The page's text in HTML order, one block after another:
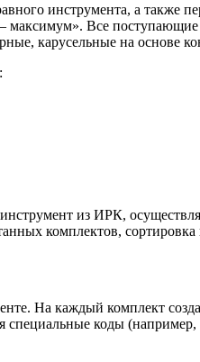
инструмента, а также
Все
карусельные на основе
из ИРК,
комплектов,
На каждый комплект
специальные коды